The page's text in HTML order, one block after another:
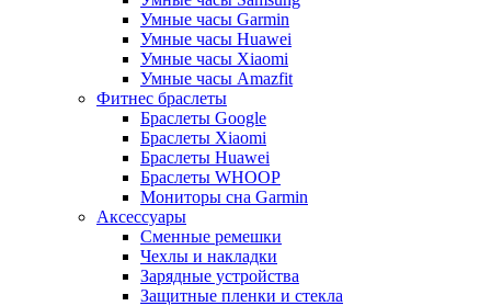
Умные часы Garmin
Умные часы Huawei
Умные часы Xiaomi
Умные часы Amazfit
Фитнес браслеты
Браслеты Google
Браслеты Xiaomi
Браслеты Huawei
Браслеты WHOOP
Мониторы сна Garmin
Аксессуары
Сменные ремешки
Чехлы и накладки
Зарядные устройства
Защитные пленки и стекла